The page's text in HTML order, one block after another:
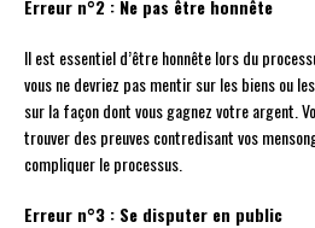
Erreur n°2 : Ne pas être honnête
Il est essentiel d’être honnête lors du
vous ne devriez pas mentir sur les biens ou
sur la façon dont vous gagnez votre argent.
trouver des preuves contredisant vos
compliquer le processus.
Erreur n°3 : Se disputer en public